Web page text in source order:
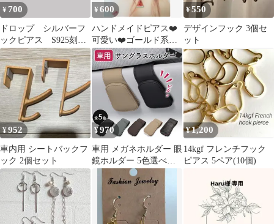
¥ 700
ドロップ シルバーフ
ックピアス S925刻印
【両耳セット】
¥600
ハンドメイドピアス❤️
可愛い❤️ゴールド系す
いかピアス❤️フルーツ
❤️夏❤️スイカ
¥550
デザインフック 3個セ
ット
¥952
車内用 シートバックフ
ック 2個セット
¥970
車用 メガネホルダー 眼
鏡ホルダー 5色選べる
眼鏡 メガネ サングラス
サングラスホルダー ク
リップ フック メガネク
リップ 眼鏡クリップ サ
ングラスクリップ 車 サ
¥1,200
14kgf フレンチフック
ピアス 5ペア(10個)